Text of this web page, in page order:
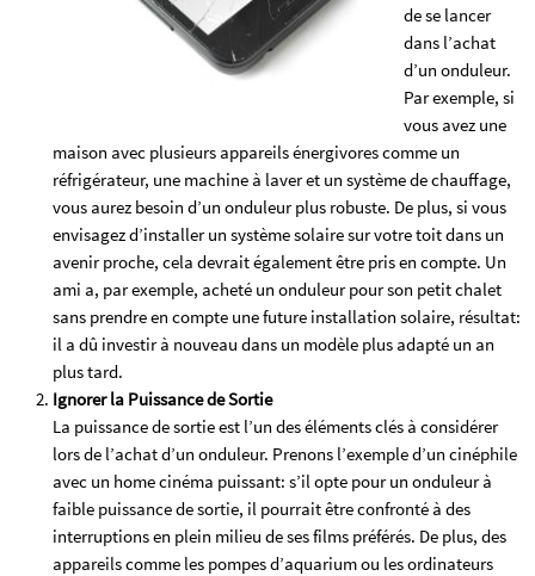
de se lancer
dans l’achat
d’un onduleur.
Par exemple, si
vous avez une
maison avec plusieurs appareils énergivores comme un
réfrigérateur, une machine à laver et un système de chauffage,
vous aurez besoin d’un onduleur plus robuste. De plus, si vous
envisagez d’installer un système solaire sur votre toit dans un
avenir proche, cela devrait également être pris en compte. Un
ami a, par exemple, acheté un onduleur pour son petit chalet
sans prendre en compte une future installation solaire, résultat:
il a dû investir à nouveau dans un modèle plus adapté un an
plus tard.
Ignorer la Puissance de Sortie
La puissance de sortie est l’un des éléments clés à considérer
lors de l’achat d’un onduleur. Prenons l’exemple d’un cinéphile
avec un home cinéma puissant: s’il opte pour un onduleur à
faible puissance de sortie, il pourrait être confronté à des
interruptions en plein milieu de ses films préférés. De plus, des
appareils comme les pompes d’aquarium ou les ordinateurs